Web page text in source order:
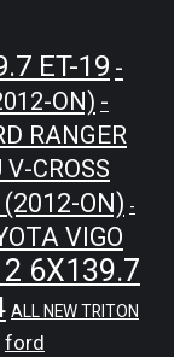
ET-19 -
ON) -
RANGER
V-CROSS
ON) -
VIGO
6X139.7
ALL NEW TRITON
ford